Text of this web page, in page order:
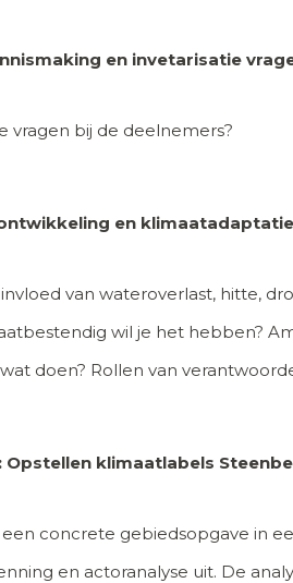
en invetarisatie
vragen bij de deelnemers?
en klimaatadaptatie
van wateroverlast, hitte,
wil je het hebben?
doen? Rollen van
Opstellen klimaatlabels
een concrete gebiedsopgave in
en actoranalyse uit. De